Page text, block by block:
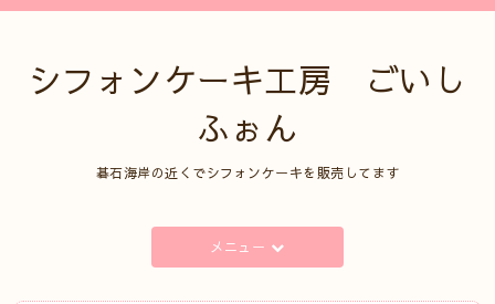
シフォンケーキ工房 ごいし
ふぉん
碁石海岸の近くでシフォンケーキを販売してます
メニュー